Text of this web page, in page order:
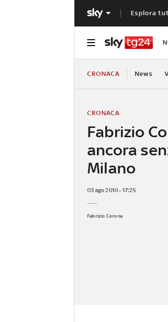
Esplora
CRONACA News
Fabrizio
ancora
Milano
CRONACA
03 ago 2010 - 17:25
Fabrizio Corona